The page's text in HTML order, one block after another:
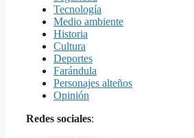
Tecnología
Medio ambiente
Historia
Cultura
Deportes
Farándula
Personajes alteños
Opinión
Redes sociales: